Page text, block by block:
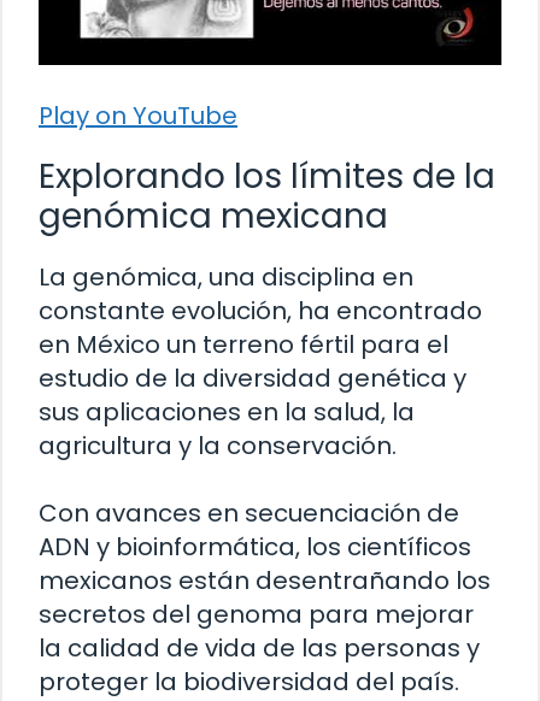
Play on YouTube
Explorando los límites de la
genómica mexicana
La genómica, una disciplina en
constante evolución, ha encontrado
en México un terreno fértil para el
estudio de la diversidad genética y
sus aplicaciones en la salud, la
agricultura y la conservación.
Con avances en secuenciación de
ADN y bioinformática, los científicos
mexicanos están desentrañando los
secretos del genoma para mejorar
la calidad de vida de las personas y
proteger la biodiversidad del país.